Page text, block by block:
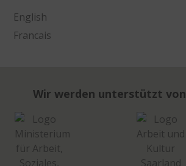
English
Francais
Wir werden unterstützt von